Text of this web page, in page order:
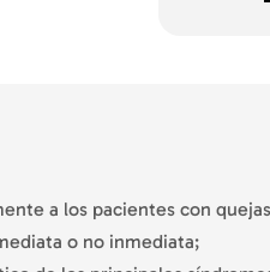
a los pacientes con
o no inmediata;